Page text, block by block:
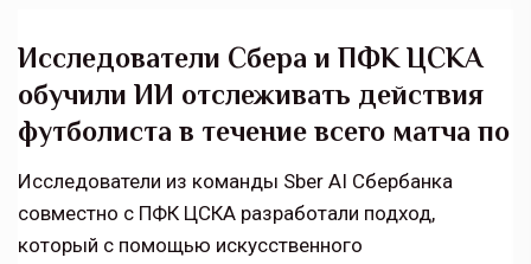
Исследователи Сбера и ПФК ЦСКА
обучили ИИ отслеживать действия
футболиста в течение всего матча по
Исследователи из команды Sber AI Сбербанка
совместно с ПФК ЦСКА разработали подход,
который с помощью искусственного